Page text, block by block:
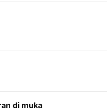
di muka